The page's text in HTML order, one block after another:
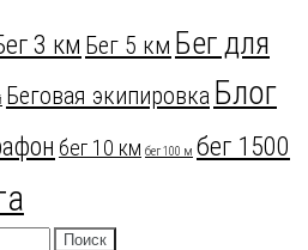
3 км Бег 5 км Бег для
Беговая экипировка Блог
бег 10 км бег 100 м бег 1500